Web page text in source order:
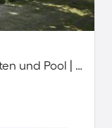
Netter Bungalow mit Sauna, Garten und Pool | Neben dem Strand